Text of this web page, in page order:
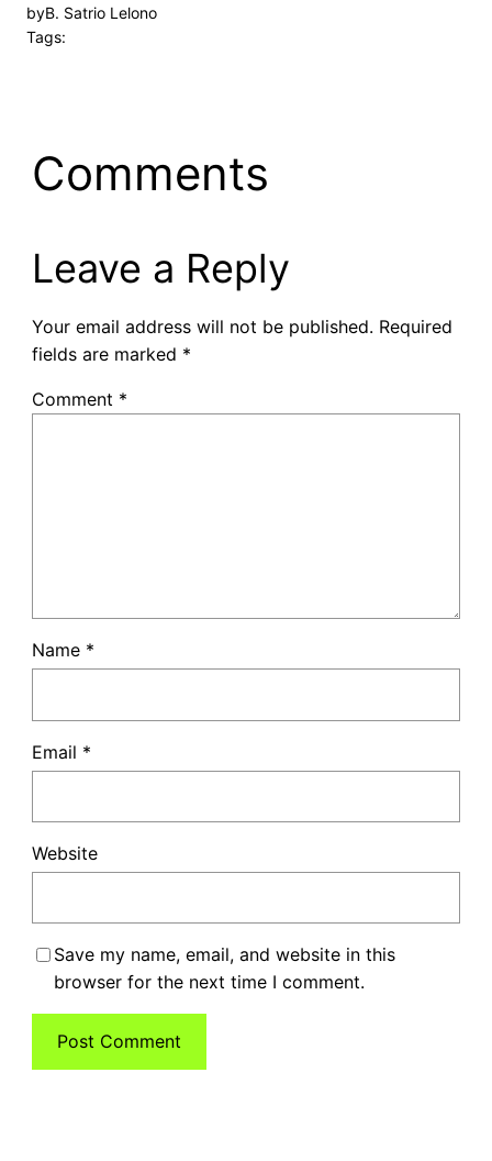
byB. Satrio Lelono
Tags:
Comments
Leave a Reply
Your email address will not be published. Required
fields are marked *
Comment *
Name *
Email *
Website
Save my name, email, and website in this
browser for the next time I comment.